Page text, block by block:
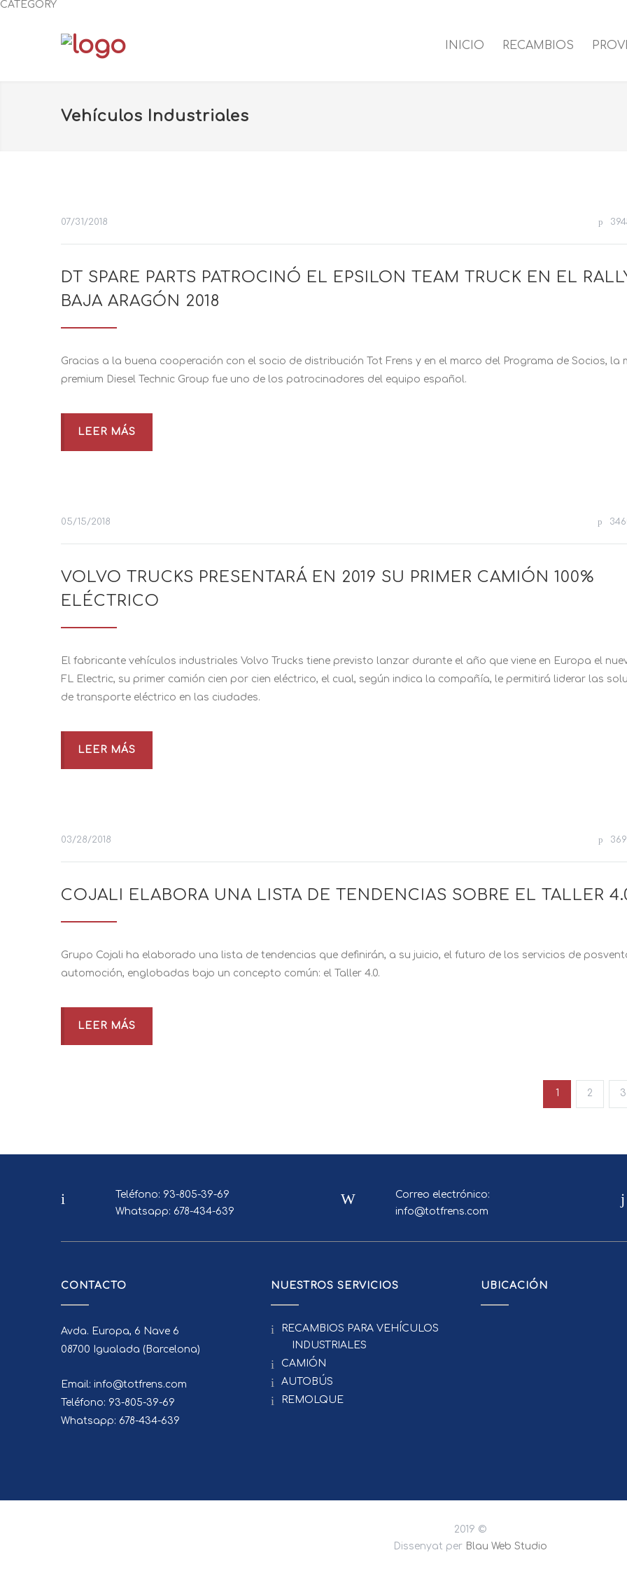
CATEGORY
INICIO RECAMBIOS
Vehículos Industriales
07/31/2018
DT SPARE PARTS PATROCINÓ EL EPSILON TEAM TRUCK EN EL
BAJA ARAGÓN 2018
Gracias a la buena cooperación con el socio de distribución Tot Frens y en el marco del Programa de Socios, la
premium Diesel Technic Group fue uno de los patrocinadores del equipo español.
LEER MÁS
05/15/2018
VOLVO TRUCKS PRESENTARÁ EN 2019 SU PRIMER CAMIÓN 100%
ELÉCTRICO
El fabricante vehículos industriales Volvo Trucks tiene previsto lanzar durante el año que viene en Europa el
FL Electric, su primer camión cien por cien eléctrico, el cual, según indica la compañía, le permitirá liderar las
de transporte eléctrico en las ciudades.
LEER MÁS
03/28/2018
COJALI ELABORA UNA LISTA DE TENDENCIAS SOBRE EL TALLER
Grupo Cojali ha elaborado una lista de tendencias que definirán, a su juicio, el futuro de los servicios de
automoción, englobadas bajo un concepto común: el Taller 4.0.
LEER MÁS
1 2 3
Teléfono: 93-805-39-69
Whatsapp: 678-434-639
Correo electrónico:
info@totfrens.com
CONTACTO
Avda. Europa, 6 Nave 6
08700 Igualada (Barcelona)
Email: info@totfrens.com
Teléfono: 93-805-39-69
Whatsapp: 678-434-639
NUESTROS SERVICIOS
RECAMBIOS PARA VEHÍCULOS
INDUSTRIALES
CAMIÓN
AUTOBÚS
REMOLQUE
UBICACIÓN
2019 ©
Dissenyat per Blau Web Studio